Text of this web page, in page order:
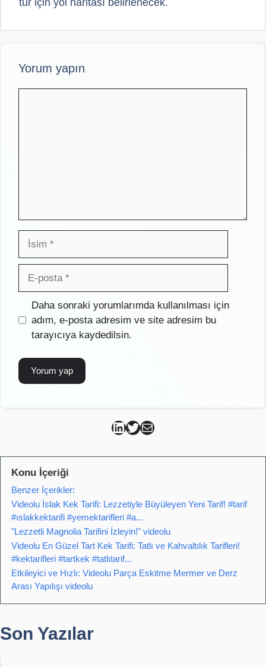
tur için yol haritası belirlenecek.
Yorum yapın
İsim
posta
İnternet
sitesi
Daha sonraki yorumlarımda kullanılması için
adım, e-posta adresim ve site adresim bu
tarayıcıya kaydedilsin.
Can Kütahya Linkedin
Can Kütahya Twitter
Can Kütahya Mail
Konu İçeriği
Benzer İçerikler:
Videolu İslak Kek Tarifi: Lezzetiyle Büyüleyen Yeni Tarif! #tarif
#ıslakkektarifi #yemektarifleri #a...
"Lezzetli Magnolia Tarifini İzleyin!" videolu
Videolu En Güzel Tart Kek Tarifi: Tatlı ve Kahvaltılık Tarifleri!
#kektarifleri #tartkek #tatlıtarif...
Etkileyici ve Hızlı: Videolu Parça Eskitme Mermer ve Derz
Arası Yapılışı videolu
Son Yazılar